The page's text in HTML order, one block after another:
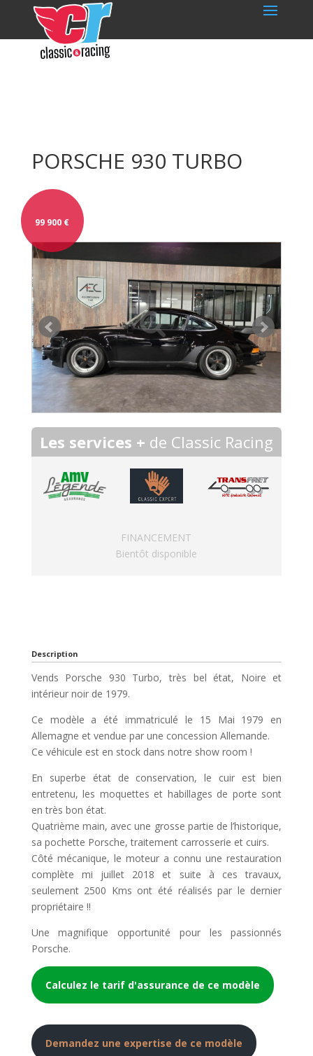
PORSCHE 930 TURBO
99 900 €
Les services + de Classic Racing
FINANCEMENT
Bientôt disponible
Description
Vends Porsche 930 Turbo, très bel état, Noire et
intérieur noir de 1979.
Ce modèle a été immatriculé le 15 Mai 1979 en
Allemagne et vendue par une concession Allemande.
Ce véhicule est en stock dans notre show room !
En superbe état de conservation, le cuir est bien
entretenu, les moquettes et habillages de porte sont
en très bon état.
Quatrième main, avec une grosse partie de l’historique,
sa pochette Porsche, traitement carrosserie et cuirs.
Côté mécanique, le moteur a connu une restauration
complète mi juillet 2018 et suite à ces travaux,
seulement 2500 Kms ont été réalisés par le dernier
propriétaire !!
Une magnifique opportunité pour les passionnés
Porsche.
Calculez le tarif d'assurance de ce modèle
Demandez une expertise de ce modèle